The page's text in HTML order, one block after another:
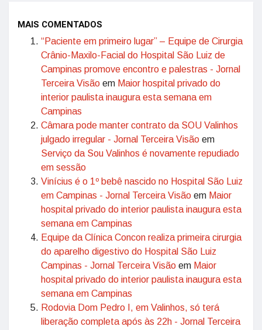
MAIS COMENTADOS
“Paciente em primeiro lugar” – Equipe de Cirurgia
Crânio-Maxilo-Facial do Hospital São Luiz de
Campinas promove encontro e palestras - Jornal
Terceira Visão em Maior hospital privado do
interior paulista inaugura esta semana em
Campinas
Câmara pode manter contrato da SOU Valinhos
julgado irregular - Jornal Terceira Visão em
Serviço da Sou Valinhos é novamente repudiado
em sessão
Vinícius é o 1º bebê nascido no Hospital São Luiz
em Campinas - Jornal Terceira Visão em Maior
hospital privado do interior paulista inaugura esta
semana em Campinas
Equipe da Clínica Concon realiza primeira cirurgia
do aparelho digestivo do Hospital São Luiz
Campinas - Jornal Terceira Visão em Maior
hospital privado do interior paulista inaugura esta
semana em Campinas
Rodovia Dom Pedro I, em Valinhos, só terá
liberação completa após às 22h - Jornal Terceira